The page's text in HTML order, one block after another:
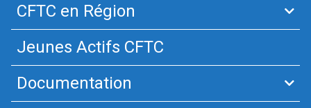
CFTC en Région
Jeunes Actifs CFTC
Documentation